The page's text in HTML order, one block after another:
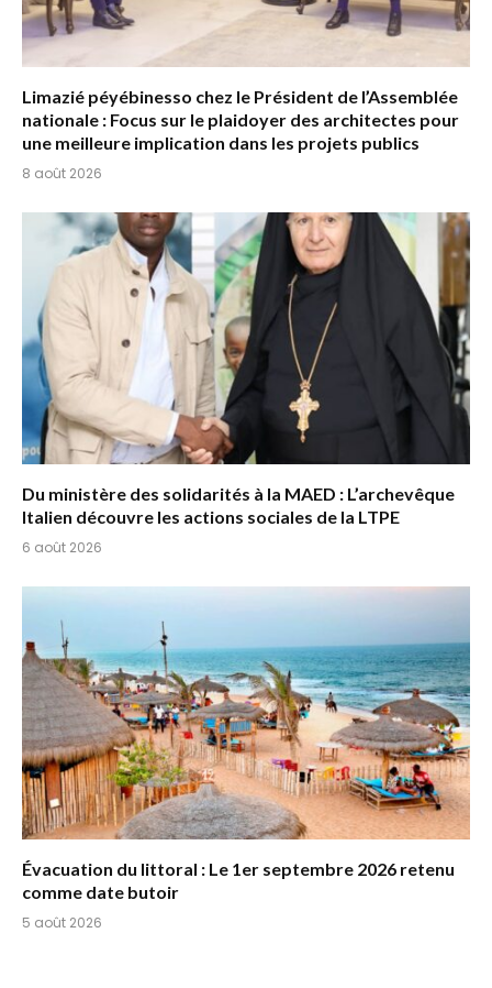
Limazié péyébinesso chez le Président de l’Assemblée
nationale : Focus sur le plaidoyer des architectes pour
une meilleure implication dans les projets publics
8 août 2026
Du ministère des solidarités à la MAED : L’archevêque
Italien découvre les actions sociales de la LTPE
6 août 2026
Évacuation du littoral : Le 1er septembre 2026 retenu
comme date butoir
5 août 2026